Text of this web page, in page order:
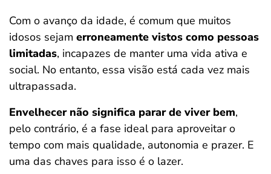
Com o avanço da idade, é comum que muitos
idosos sejam erroneamente vistos como pessoas
limitadas, incapazes de manter uma vida ativa e
social. No entanto, essa visão está cada vez mais
ultrapassada.
Envelhecer não significa parar de viver bem,
pelo contrário, é a fase ideal para aproveitar o
tempo com mais qualidade, autonomia e prazer. E
uma das chaves para isso é o lazer.